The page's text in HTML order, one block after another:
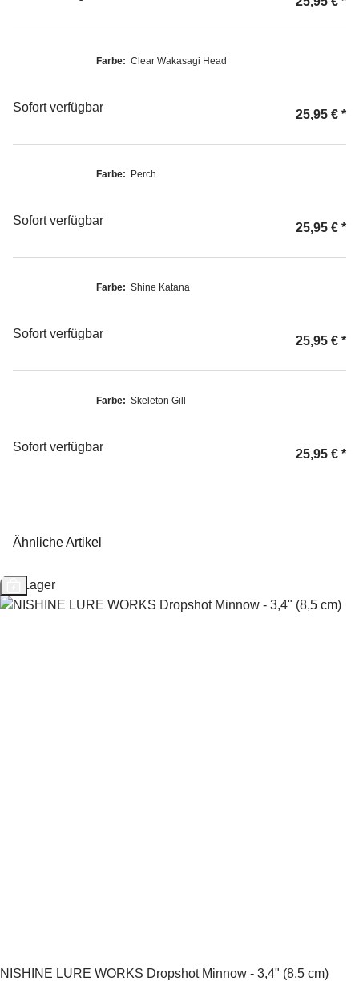
Farbe: Clear Wakasagi Head
Sofort verfügbar
25,95 € *
Farbe: Perch
Sofort verfügbar
25,95 € *
Farbe: Shine Katana
Sofort verfügbar
25,95 € *
Farbe: Skeleton Gill
Sofort verfügbar
25,95 € *
Ähnliche Artikel
Auf Lager
NISHINE LURE WORKS Dropshot Minnow - 3,4" (8,5 cm)